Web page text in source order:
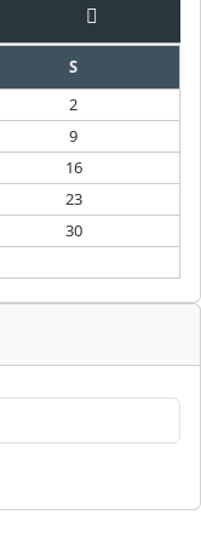
S
2
9
16
23
30